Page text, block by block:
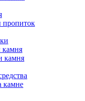
пропиток
камня
камня
камне